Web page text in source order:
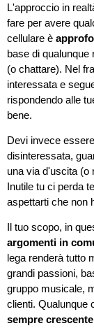
L'approccio in
fare per avere
cellulare è
base di qualunque
(o chattare). Nel
interessata e
rispondendo alle
bene.
Devi invece essere
disinteressata,
una via d'uscita (o
Inutile tu ci perda
aspettarti che non
Il tuo scopo, in
argomenti in
lega renderà tutto
grandi passioni,
gruppo musicale,
clienti. Qualunque
sempre crescente